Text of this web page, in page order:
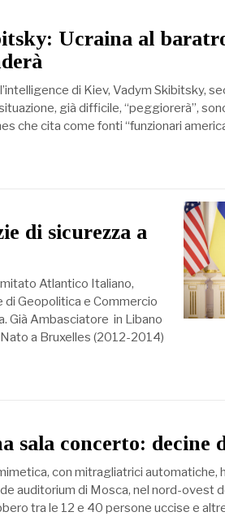
Ucraina al
di Kiev, Vadym Skibitsky,
già difficile, “peggiorerà”,
che cita come fonti “funzionari
di sicurezza a
Atlantico Italiano,
Geopolitica e Commercio
Già Ambasciatore in Libano
a Bruxelles (2012-2014)
sala concerto: decine
con mitragliatrici automatiche,
auditorium di Mosca, nel nord-ovest
tra le 12 e 40 persone uccise e